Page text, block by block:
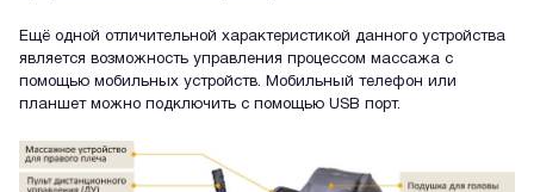
Ещё одной отличительной характеристикой данного устройства
является возможность управления процессом массажа с
помощью мобильных устройств. Мобильный телефон или
планшет можно подключить с помощью USB порт.